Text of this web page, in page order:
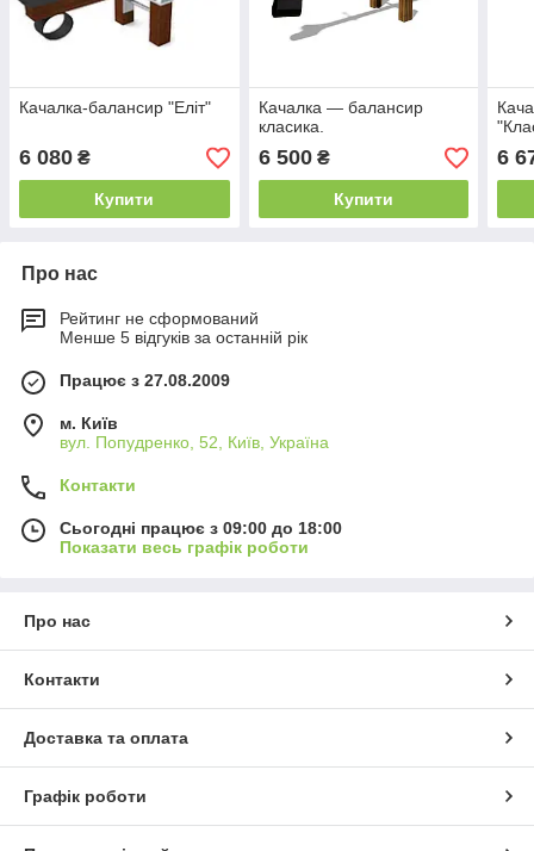
Качалка-балансир "Еліт"
6 080 ₴
Купити
Качалка — балансир
класика.
6 500₴
Купити
6
Про нас
Рейтинг не сформований
Менше 5 відгуків за останній рік
Працює з 27.08.2009
м. Київ
вул. Попудренко, 52, Київ, Україна
Контакти
Сьогодні працює з 09:00 до 18:00
Показати весь графік роботи
Про нас
Контакти
Доставка та оплата
Графік роботи